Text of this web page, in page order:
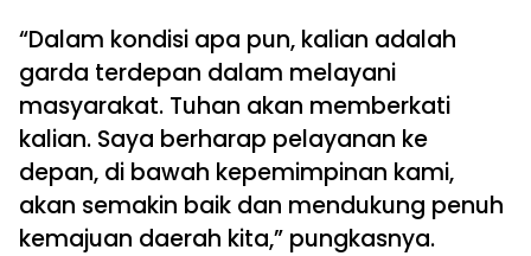
“Dalam kondisi apa pun, kalian adalah
garda terdepan dalam melayani
masyarakat. Tuhan akan memberkati
kalian. Saya berharap pelayanan ke
depan, di bawah kepemimpinan kami,
akan semakin baik dan mendukung penuh
kemajuan daerah kita,” pungkasnya.